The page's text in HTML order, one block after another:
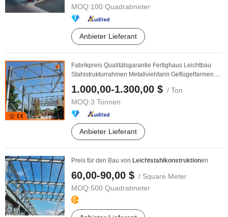
MOQ:100 Quadratmeter
Anbieter Lieferant
Fabrikpreis Qualitätsgarantie Fertighaus Leichtbau
Stahlstrukturrahmen Metallviehfarm Geflügelfarmen ...
1.000,00-1.300,00 $ / Ton
MOQ:3 Tonnen
Anbieter Lieferant
Preis für den Bau von Leichtstahlkonstruktionen
60,00-90,00 $ / Square Meter
MOQ:500 Quadratmeter